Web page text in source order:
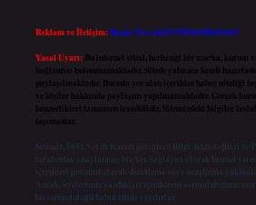
Reklam ve İletişim:Skype: live:.cid.575569c608265c69
Yasal Uyarı: Bu internet sitesi, herhangi bir marka, kurum
bağlantısı bulunmamaktadır. Sitede yalnızca kendi
paylaşılmaktadır. Burada yer alan içerikler haber niteliği
ve kişiler hakkında paylaşım yapılmamaktadır. Gerçek
benzerlikleri tamamen tesadüfidir. Sitemizdeki bilgiler
taşımazlar.
Sitemiz, 5651 Sayılı Kanun gereğince Bilgi Teknolojileri ve
tarafından onaylanmış bir Yer Sağlayıcı olarak hizmet
içerikleri proaktif olarak denetleme veya araştırma
Ancak, üyelerimiz yazdıkları içeriklerin sorumluluğunu
bu sorumluluğu kabul etmiş sayılırlar.